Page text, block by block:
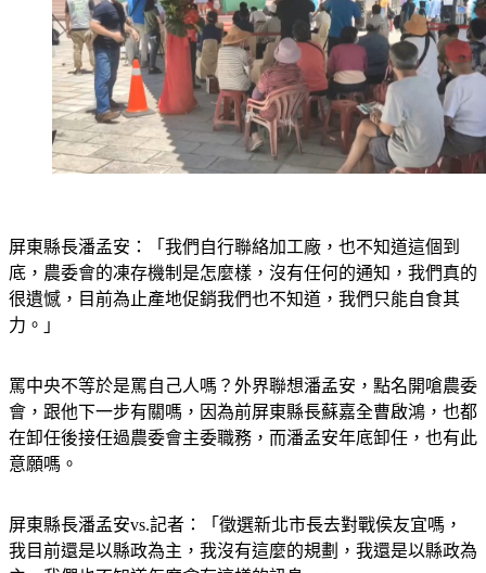
屏東縣長潘孟安：「我們自行聯絡加工廠，也不知道這個到
底，農委會的凍存機制是怎麼樣，沒有任何的通知，我們真的
很遺憾，目前為止產地促銷我們也不知道，我們只能自食其
力。」
罵中央不等於是罵自己人嗎？外界聯想潘孟安，點名開嗆農委
會，跟他下一步有關嗎，因為前屏東縣長蘇嘉全曹啟鴻，也都
在卸任後接任過農委會主委職務，而潘孟安年底卸任，也有此
意願嗎。
屏東縣長潘孟安vs.記者：「徵選新北市長去對戰侯友宜嗎，
我目前還是以縣政為主，我沒有這麼的規劃，我還是以縣政為